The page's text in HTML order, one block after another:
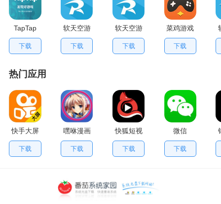
TapTap
V2.84.0
手机版
下载
软天空游
戏盒应用
下载
软天空游
戏大全
App
下载
菜鸡游戏
不用排队
版
下载
热门应用
快手大屏
版
下载
嘿咻漫画
下载
快狐短视
频
下载
微信
下载